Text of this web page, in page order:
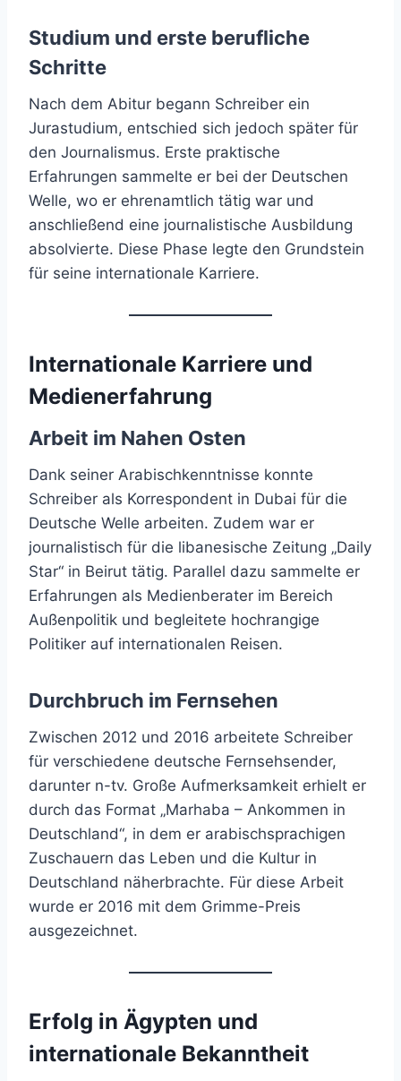
Studium und erste berufliche
Schritte
Nach dem Abitur begann Schreiber ein
Jurastudium, entschied sich jedoch später für
den Journalismus. Erste praktische
Erfahrungen sammelte er bei der Deutschen
Welle, wo er ehrenamtlich tätig war und
anschließend eine journalistische Ausbildung
absolvierte. Diese Phase legte den Grundstein
für seine internationale Karriere.
Internationale Karriere und
Medienerfahrung
Arbeit im Nahen Osten
Dank seiner Arabischkenntnisse konnte
Schreiber als Korrespondent in Dubai für die
Deutsche Welle arbeiten. Zudem war er
journalistisch für die libanesische Zeitung „Daily
Star“ in Beirut tätig. Parallel dazu sammelte er
Erfahrungen als Medienberater im Bereich
Außenpolitik und begleitete hochrangige
Politiker auf internationalen Reisen.
Durchbruch im Fernsehen
Zwischen 2012 und 2016 arbeitete Schreiber
für verschiedene deutsche Fernsehsender,
darunter n-tv. Große Aufmerksamkeit erhielt er
durch das Format „Marhaba – Ankommen in
Deutschland“, in dem er arabischsprachigen
Zuschauern das Leben und die Kultur in
Deutschland näherbrachte. Für diese Arbeit
wurde er 2016 mit dem Grimme-Preis
ausgezeichnet.
Erfolg in Ägypten und
internationale Bekanntheit